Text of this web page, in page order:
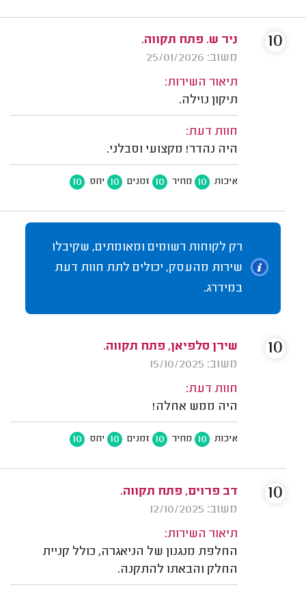
ניר ש. פתח תקווה.
משוב: 25/01/2026
תיאור השירות:
תיקון נזילה.
חוות דעת:
היה נהדר! מקצועי וסבלני.
איכות 10 מחיר 10 זמנים 10 יחס 10
10
רק לקוחות רשומים ומאומתים, שקיבלו
שירות מהעסק, יכולים לתת חוות דעת
במידרג.
שירן סלפיאן, פתח תקווה.
משוב: 15/10/2025
חוות דעת:
היה ממש אחלה!
איכות 10 מחיר 10 זמנים 10 יחס 10
10
דב פרוים, פתח תקווה.
משוב: 12/10/2025
תיאור השירות:
החלפת מנגנון של הניאגרה, כולל קניית
החלק והבאתו להתקנה.
10